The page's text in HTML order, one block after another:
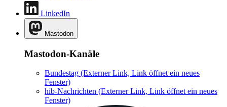
LinkedIn
Mastodon
Mastodon-Kanäle
Bundestag (Externer Link, Link öffnet ein neues
Fenster)
hib-Nachrichten (Externer Link, Link öffnet ein neues
Fenster)